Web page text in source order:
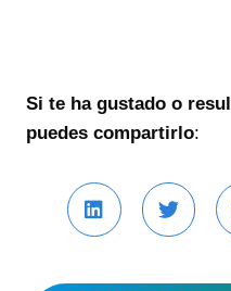
Si te ha gustado o
puedes compartirlo: